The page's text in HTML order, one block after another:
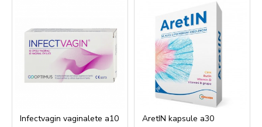
Infectvagin vaginalete a10 AretIN kapsule a30